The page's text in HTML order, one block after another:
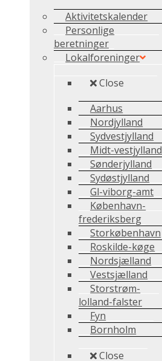
Aktivitetskalender
Personlige
beretninger
Lokalforeninger
Close
Aarhus
Nordjylland
Sydvestjylland
Midt-vestjylland
Sønderjylland
Sydøstjylland
Gl-viborg-amt
København-
frederiksberg
Storkøbenhavn
Roskilde-køge
Nordsjælland
Vestsjælland
Storstrøm-
lolland-falster
Fyn
Bornholm
Close